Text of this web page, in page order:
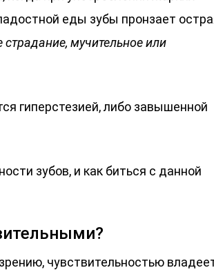
еды зубы пронзает
мучительное или
гиперстезией, либо завышенной
зубов, и как биться с данной
чувствительностью